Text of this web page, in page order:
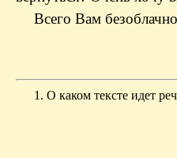
Всего Вам
1. О каком тексте идет